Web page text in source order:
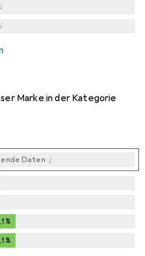
i
i
Marke in der Kategorie
Daten i
%
%